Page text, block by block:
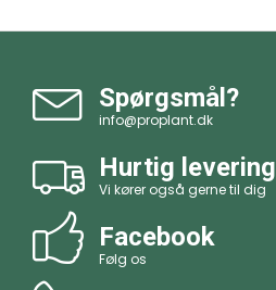
Spørgsmål?
info@proplant.dk
Hurtig levering
Vi kører også gerne til dig
Facebook
Følg os